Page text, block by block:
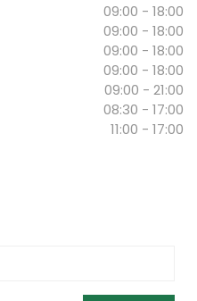
09:00 - 18:00
09:00 - 18:00
09:00 - 18:00
09:00 - 18:00
09:00 - 21:00
08:30 - 17:00
11:00 - 17:00